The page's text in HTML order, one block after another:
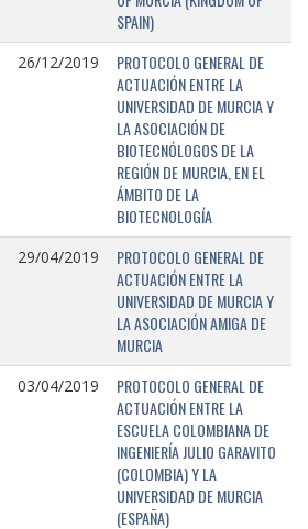
SPAIN)
26/12/2019
PROTOCOLO GENERAL DE
ACTUACIÓN ENTRE LA
UNIVERSIDAD DE MURCIA Y
LA ASOCIACIÓN DE
BIOTECNÓLOGOS DE LA
REGIÓN DE MURCIA, EN EL
ÁMBITO DE LA
BIOTECNOLOGÍA
29/04/2019
PROTOCOLO GENERAL DE
ACTUACIÓN ENTRE LA
UNIVERSIDAD DE MURCIA Y
LA ASOCIACIÓN AMIGA DE
MURCIA
03/04/2019
PROTOCOLO GENERAL DE
ACTUACIÓN ENTRE LA
ESCUELA COLOMBIANA DE
INGENIERÍA JULIO GARAVITO
(COLOMBIA) Y LA
UNIVERSIDAD DE MURCIA
(ESPAÑA)